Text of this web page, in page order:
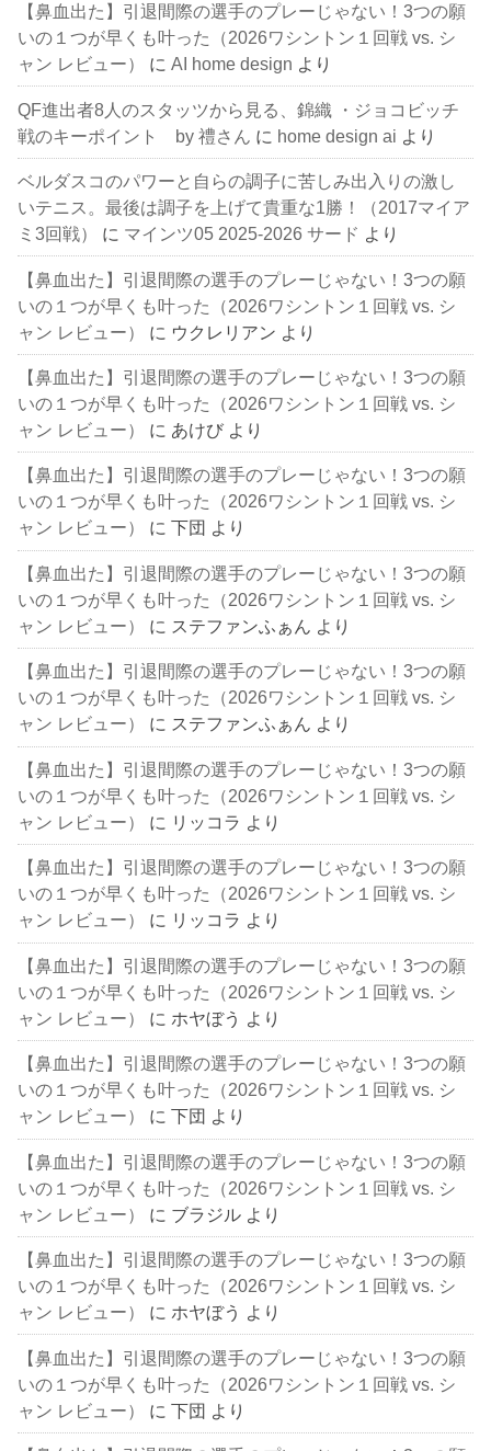
【鼻血出た】引退間際の選手のプレーじゃない！3つの願
いの１つが早くも叶った（2026ワシントン１回戦 vs. シ
ャン レビュー）
にAI home design より
QF進出者8人のスタッツから見る、錦織 ・ジョコビッチ
戦のキーポイント by 禮さん に home design ai より
ベルダスコのパワーと自らの調子に苦しみ出入りの激し
いテニス。最後は調子を上げて貴重な1勝！（2017マイア
ミ3回戦）
に マインツ05 2025-2026 サード より
【鼻血出た】引退間際の選手のプレーじゃない！3つの願
いの１つが早くも叶った（2026ワシントン１回戦 vs. シ
ャン レビュー）
に ウクレリアン より
【鼻血出た】引退間際の選手のプレーじゃない！3つの願
いの１つが早くも叶った（2026ワシントン１回戦 vs. シ
ャン レビュー）
に あけび より
【鼻血出た】引退間際の選手のプレーじゃない！3つの願
いの１つが早くも叶った（2026ワシントン１回戦 vs. シ
ャン レビュー）
に下団 より
【鼻血出た】引退間際の選手のプレーじゃない！3つの願
いの１つが早くも叶った（2026ワシントン１回戦 vs. シ
ャン レビュー）
に ステファンふぁん より
【鼻血出た】引退間際の選手のプレーじゃない！3つの願
いの１つが早くも叶った（2026ワシントン１回戦 vs. シ
ャン レビュー）
に ステファンふぁん より
【鼻血出た】引退間際の選手のプレーじゃない！3つの願
いの１つが早くも叶った（2026ワシントン１回戦 vs. シ
ャン レビュー）
に リッコラ より
【鼻血出た】引退間際の選手のプレーじゃない！3つの願
いの１つが早くも叶った（2026ワシントン１回戦 vs. シ
ャン レビュー）
に リッコラ より
【鼻血出た】引退間際の選手のプレーじゃない！3つの願
いの１つが早くも叶った（2026ワシントン１回戦 vs. シ
ャン レビュー）
に ホヤぼう より
【鼻血出た】引退間際の選手のプレーじゃない！3つの願
いの１つが早くも叶った（2026ワシントン１回戦 vs. シ
ャン レビュー）
に下団 より
【鼻血出た】引退間際の選手のプレーじゃない！3つの願
いの１つが早くも叶った（2026ワシントン１回戦 vs. シ
ャン レビュー）
に ブラジル より
【鼻血出た】引退間際の選手のプレーじゃない！3つの願
いの１つが早くも叶った（2026ワシントン１回戦 vs. シ
ャン レビュー）
に ホヤぼう より
【鼻血出た】引退間際の選手のプレーじゃない！3つの願
いの１つが早くも叶った（2026ワシントン１回戦 vs. シ
ャン レビュー）
に下団 より